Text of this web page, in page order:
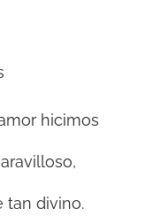
hicimos
tan divino.